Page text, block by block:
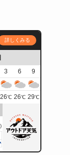
詳しくみる
3 6
9
26℃ 26℃ 29℃